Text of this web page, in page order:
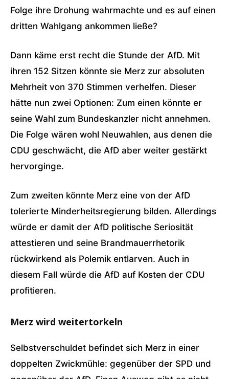
Folge ihre Drohung wahrmachte und es auf einen
dritten Wahlgang ankommen ließe?
Dann käme erst recht die Stunde der AfD. Mit
ihren 152 Sitzen könnte sie Merz zur absoluten
Mehrheit von 370 Stimmen verhelfen. Dieser
hätte nun zwei Optionen: Zum einen könnte er
seine Wahl zum Bundeskanzler nicht annehmen.
Die Folge wären wohl Neuwahlen, aus denen die
CDU geschwächt, die AfD aber weiter gestärkt
hervorginge.
Zum zweiten könnte Merz eine von der AfD
tolerierte Minderheitsregierung bilden. Allerdings
würde er damit der AfD politische Seriosität
attestieren und seine Brandmauerrhetorik
rückwirkend als Polemik entlarven. Auch in
diesem Fall würde die AfD auf Kosten der CDU
profitieren.
Merz wird weitertorkeln
Selbstverschuldet befindet sich Merz in einer
doppelten Zwickmühle: gegenüber der SPD und